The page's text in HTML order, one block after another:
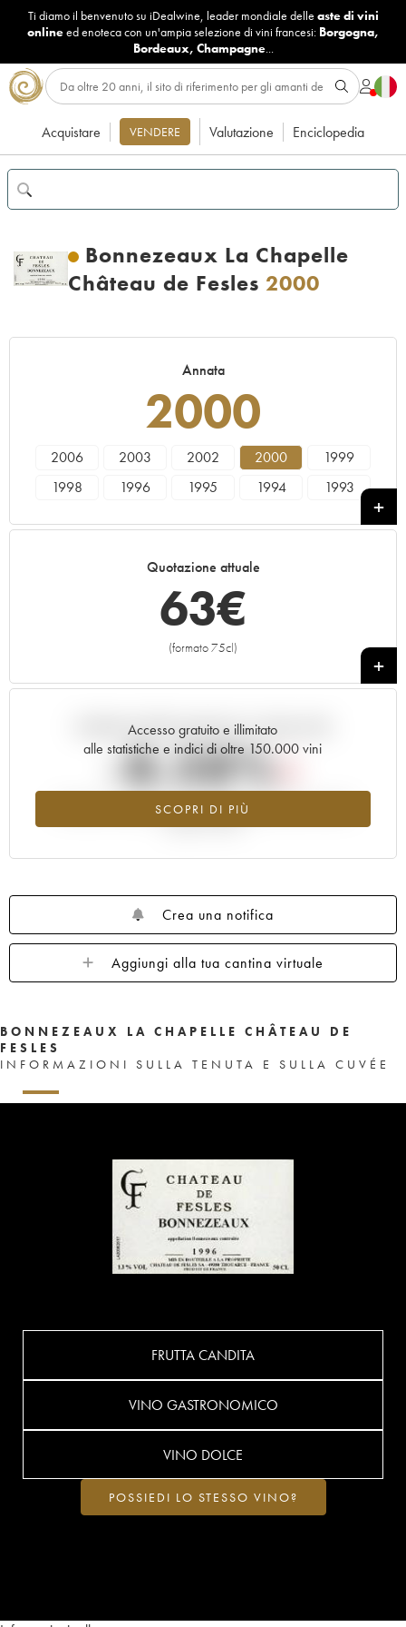
Ti diamo il benvenuto su iDealwine, leader mondiale delle aste di vini
onlineed enoteca con un'ampia selezione di vini francesi: Borgogna,
Bordeaux, Champagne...
Acquistare VENDERE Valutazione Enciclopedia
Bonnezeaux La Chapelle
Château de Fesles 2000
Annata
2000
2006 2003 2002 2000
1999
1998
1996 1995 1994
1993
Quotazione attuale
63€
(formato 75cl)
+
Accesso gratuito e illimitato
alle statistiche e indici di oltre 150.000 vini
SCOPRI DI PIÙ
Andamento della quotazione in tempo reale
-8.58%
Tendenza al ribasso per il valore dell'annata 2000 nel 2026
Crea una notifica
Aggiungi alla tua cantina virtuale
BONNEZEAUX LA CHAPELLE CHÂTEAU DE
FESLES
INFORMAZIONI SULLA TENUTA E SULLA CUVÉE
FRUTTA CANDITA
VINO GASTRONOMICO
VINO DOLCE
POSSIEDI LO STESSO VINO?